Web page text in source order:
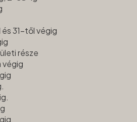
31-től végig
része
végig